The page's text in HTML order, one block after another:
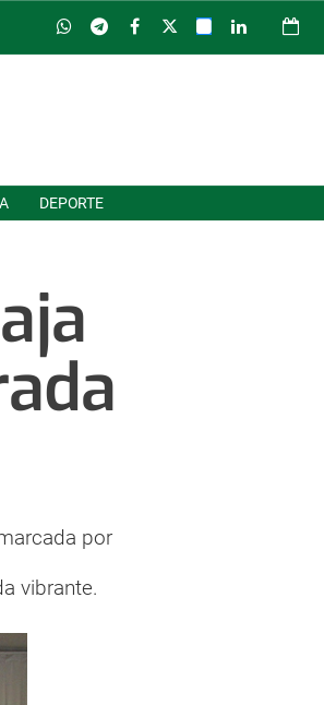
DEPORTE
por
vibrante.